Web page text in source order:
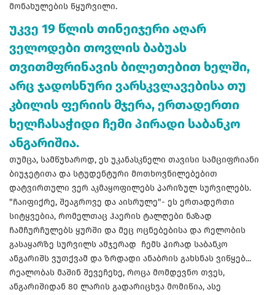
მონახულების წყურვილი.
უკვე 19 წლის თინეიჯერი აღარ
ველოდები თოვლის ბაბუას
თვითმფრინავის ბილეთებით ხელში,
არც ჯადოსნური ვარსკვლავებისა თუ
კბილის ფერიის მჯერა, ერთადერთი
ხელჩასაჭიდი ჩემი პირადი საბანკო
ანგარიშია.
თუმცა, სამწუხაროდ, ეს უკანასკნელი თავისი სამციფრიანი
ბიუჯეტითა და სტუდენტური მოთხოვნილებებით
დატვირთული ვერ აკმაყოფილებს პარიზულ სურვილებს.
"ჩაიფიქრე, შეაგროვე და აისრულე"- ეს ერთადერთი
სიტყვებია, რომელთაც ჰაერის ტალღები ნაზად
ჩამჩურჩულებს ყურში და მეც ოცნებებისა და რელობის
გასაყარზე სურვილს ამჯერად ჩემს პირად საბანკო
ანგარიშს ვუთქვამ და ზრდადი ანაბრის გახსნას ვიწყებ...
რეალობას მაშინ შევეჩეხე, როცა მომდევნო თვეს,
ანგარიშიდან 80 ლარის გადარიცხვა მომიწია, ასე